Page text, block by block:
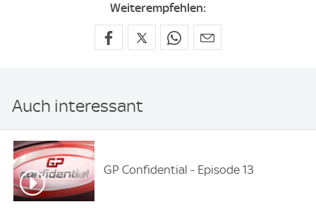
Weiterempfehlen:
Auch interessant
GP Confidential - Episode 13